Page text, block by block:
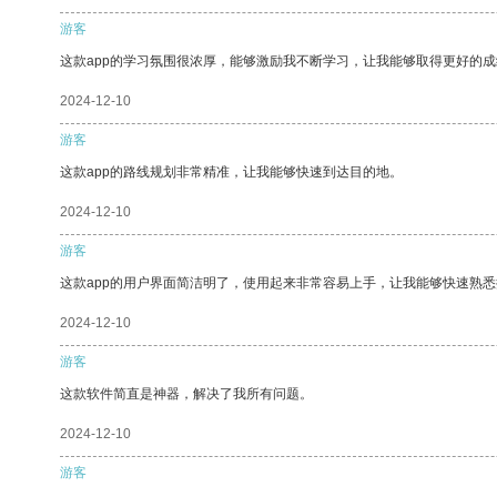
游客
这款app的学习氛围很浓厚，能够激励我不断学习，让我能够取得更好的成
2024-12-10
游客
这款app的路线规划非常精准，让我能够快速到达目的地。
2024-12-10
游客
这款app的用户界面简洁明了，使用起来非常容易上手，让我能够快速熟悉
2024-12-10
游客
这款软件简直是神器，解决了我所有问题。
2024-12-10
游客